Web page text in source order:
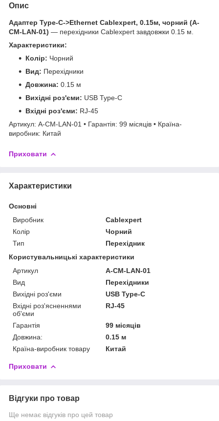
Опис
Адаптер Type-C->Ethernet Cablexpert, 0.15м, чорний (A-
CM-LAN-01) — перехідники Cablexpert завдовжки 0.15 м.
Характеристики:
Колір: Чорний
Вид: Перехідники
Довжина: 0.15 м
Вихідні роз'єми: USB Type-C
Вхідні роз'єми: RJ-45
Артикул: A-CM-LAN-01 • Гарантія: 99 місяців • Країна-
виробник: Китай
Приховати
Характеристики
Основні
Виробник
Cablexpert
Колір
Чорний
Тип
Перехідник
Користувальницькі характеристики
Артикул
A-CM-LAN-01
Вид
Перехідники
Вихідні роз'єми
USB Type-C
Вхідні роз'ясненнями
об'єми
RJ-45
Гарантія
99 місяців
Довжина:
0.15 м
Країна-виробник товару
Китай
Приховати
Відгуки про товар
Ще немає відгуків про цей товар